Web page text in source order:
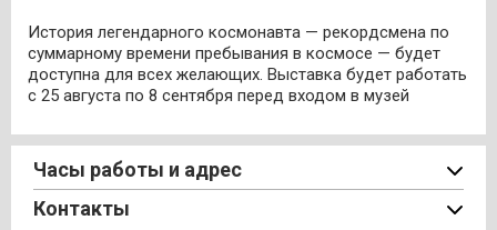
История легендарного космонавта — рекордсмена по
суммарному времени пребывания в космосе — будет
доступна для всех желающих. Выставка будет работать
с 25 августа по 8 сентября перед входом в музей
Часы работы и адрес
Контакты